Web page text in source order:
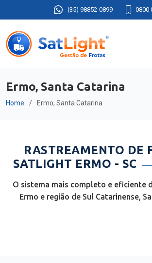
(35) 98852-0899 0800
Ermo, Santa Catarina
Home Ermo, Santa Catarina
RASTREAMENTO DE
SATLIGHT ERMO - SC
O sistema mais completo e eficiente
Ermo e região de Sul Catarinense,